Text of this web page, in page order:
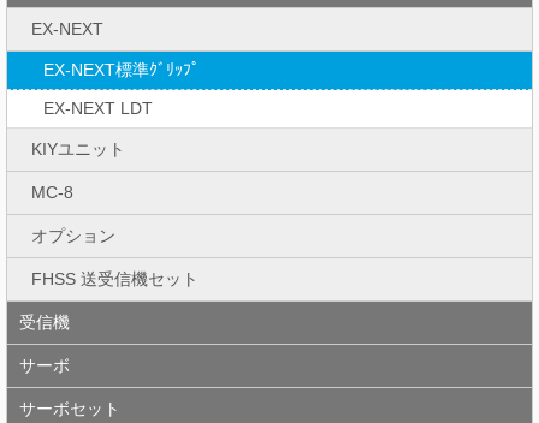
EX-NEXT
EX-NEXT標準ｸﾞﾘｯﾌﾟ
EX-NEXT LDT
KIYユニット
MC-8
オプション
FHSS 送受信機セット
受信機
サーボ
サーボセット